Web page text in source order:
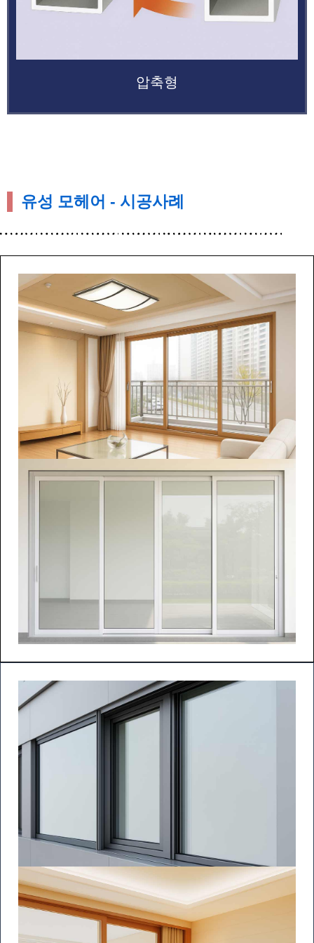
압축형
유성 모헤어 - 시공사례